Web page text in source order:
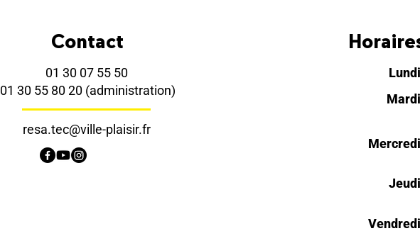
Contact
01 30 07 55 50
01 30 55 80 20 (administration)
resa.tec@ville-plaisir.fr
Lundi
Mardi
Mercredi
Jeudi
Vendredi